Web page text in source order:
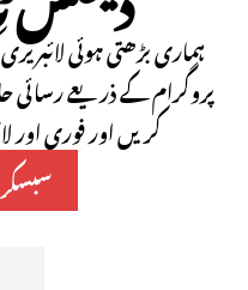
ہماری بڑھتی ہوئی
پروگرام کے ذریعے
کریں اور فوری اور